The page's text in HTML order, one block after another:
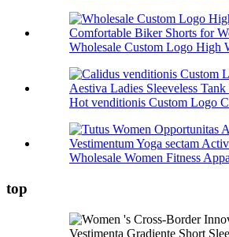
Wholesale Custom Logo High
Hot venditionis Custom Logo
Wholesale Women Fitness
top